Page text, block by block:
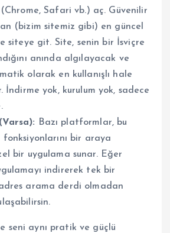
(Chrome, Safari vb.) aç. Güvenilir
(bizim sitemiz gibi) en güncel
siteye git. Site, senin bir İsviçre
anında algılayacak ve
olarak en kullanışlı hale
İndirme yok, kurulum yok, sadece
Bazı platformlar, bu
fonksiyonlarını bir araya
bir uygulama sunar. Eğer
indirerek tek bir
arama derdi olmadan
seni aynı pratik ve güçlü